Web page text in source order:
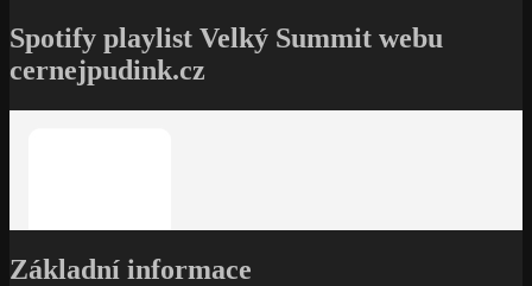
Spotify playlist Velký Summit webu
cernejpudink.cz
Základní informace